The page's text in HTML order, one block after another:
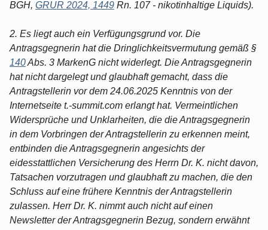
BGH, GRUR 2024, 1449 Rn. 107 - nikotinhaltige Liquids).
2. Es liegt auch ein Verfügungsgrund vor. Die
Antragsgegnerin hat die Dringlichkeitsvermutung gemäß §
140Abs. 3 MarkenG nicht widerlegt. Die Antragsgegnerin
hat nicht dargelegt und glaubhaft gemacht, dass die
Antragstellerin vor dem 24.06.2025 Kenntnis von der
Internetseite t.-summit.com erlangt hat. Vermeintlichen
Widersprüche und Unklarheiten, die die Antragsgegnerin
in dem Vorbringen der Antragstellerin zu erkennen meint,
entbinden die Antragsgegnerin angesichts der
eidesstattlichen Versicherung des Herrn Dr. K. nicht davon,
Tatsachen vorzutragen und glaubhaft zu machen, die den
Schluss auf eine frühere Kenntnis der Antragstellerin
zulassen. Herr Dr. K. nimmt auch nicht auf einen
Newsletter der Antragsgegnerin Bezug, sondern erwähnt